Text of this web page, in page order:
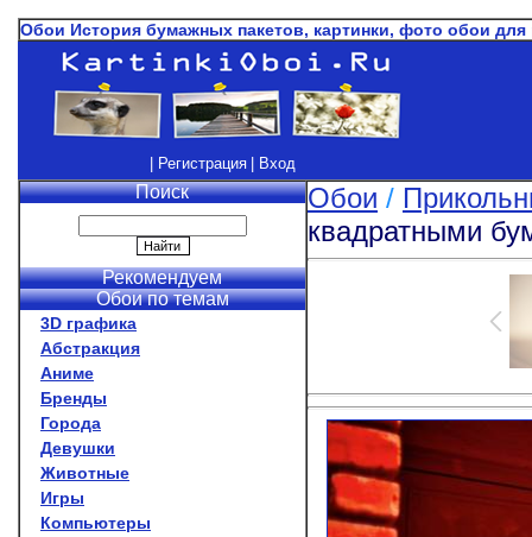
Обои История бумажных пакетов, картинки, фото обои
| Регистрация | Вход
Поиск
Рекомендуем
Обои по темам
3D графика
Абстракция
Аниме
Бренды
Города
Девушки
Животные
Игры
Компьютеры
Обои /
квадратными